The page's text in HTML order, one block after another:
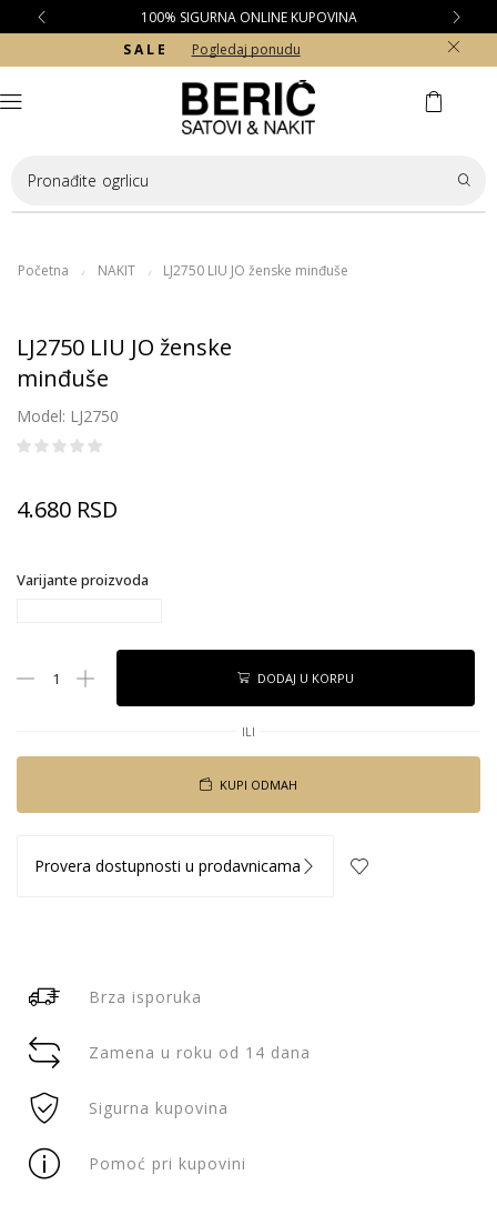
100% SIGURNA ONLINE KUPOVINA
S A L E
Pogledaj ponudu
Pronađite ogrlicu
Početna / NAKIT / LJ2750 LIU JO ženske minđuše
LJ2750 LIU JO ženske
minđuše
Model: LJ2750
4.680 RSD
Varijante proizvoda
DODAJ U KORPU
ILI
KUPI ODMAH
Provera dostupnosti u prodavnicama
Brza isporuka
Zamena u roku od 14 dana
Sigurna kupovina
Pomoć pri kupovini